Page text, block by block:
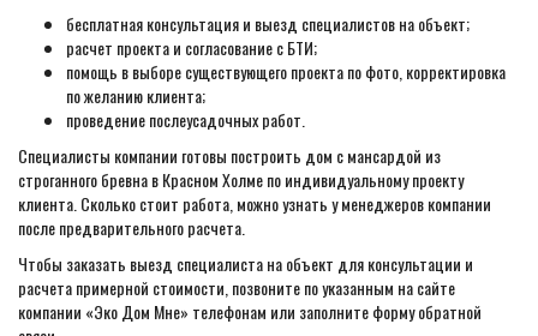
бесплатная консультация и выезд специалистов на объект;
расчет проекта и согласование с БТИ;
помощь в выборе существующего проекта по фото, корректировка
по желанию клиента;
проведение послеусадочных работ.
Специалисты компании готовы построить дом с мансардой из
строганного бревна в Красном Холме по индивидуальному проекту
клиента. Сколько стоит работа, можно узнать у менеджеров компании
после предварительного расчета.
Чтобы заказать выезд специалиста на объект для консультации и
расчета примерной стоимости, позвоните по указанным на сайте
компании «Эко Дом Мне» телефонам или заполните форму обратной